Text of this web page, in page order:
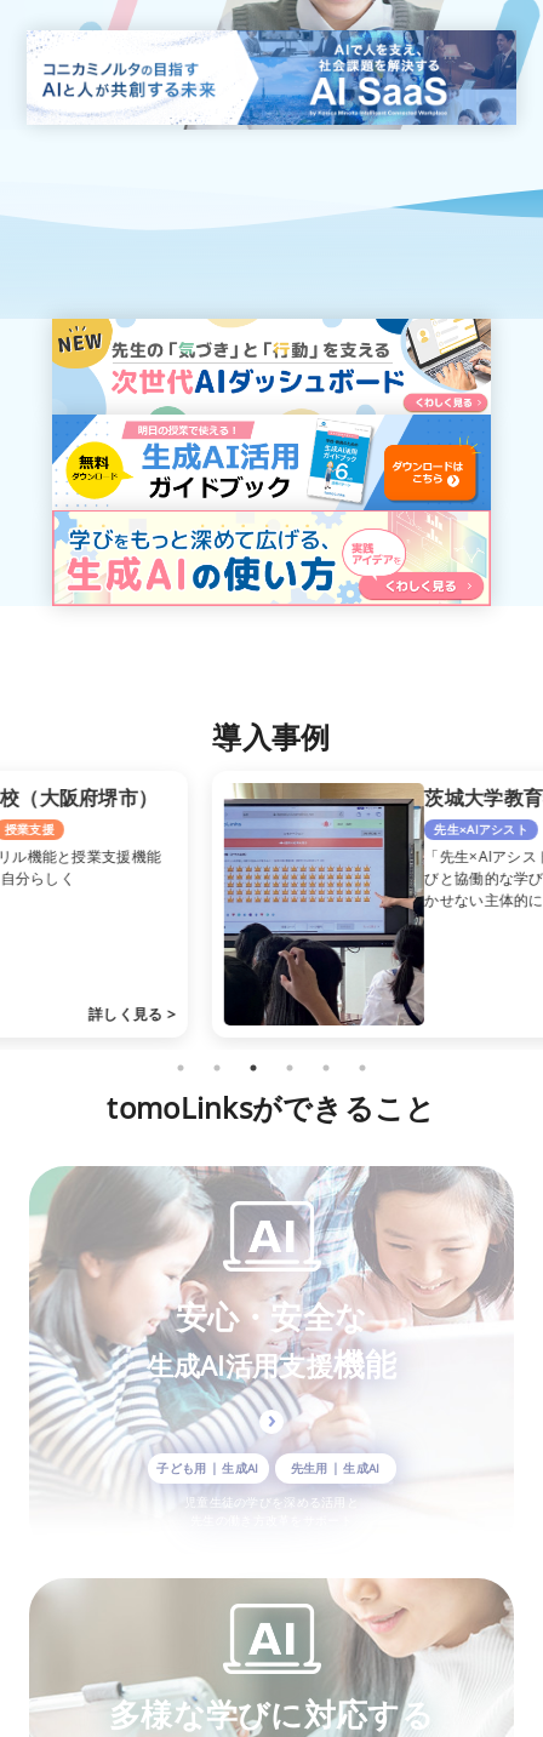
導入事例
茨城大学教育学部附属小学校
先生×AIアシスト
「先生×AIアシスト」で叶える個別最適な学
びと協働的な学び。学習者中心の学びに欠
かせない主体的に学べる学習環境
tomoLinksができること
安心・安全な
生成AI活用支援機能
子ども用 | 生成AI
先生用 | 生成AI
児童生徒の学びを深める活用と
多様な学びに対応する